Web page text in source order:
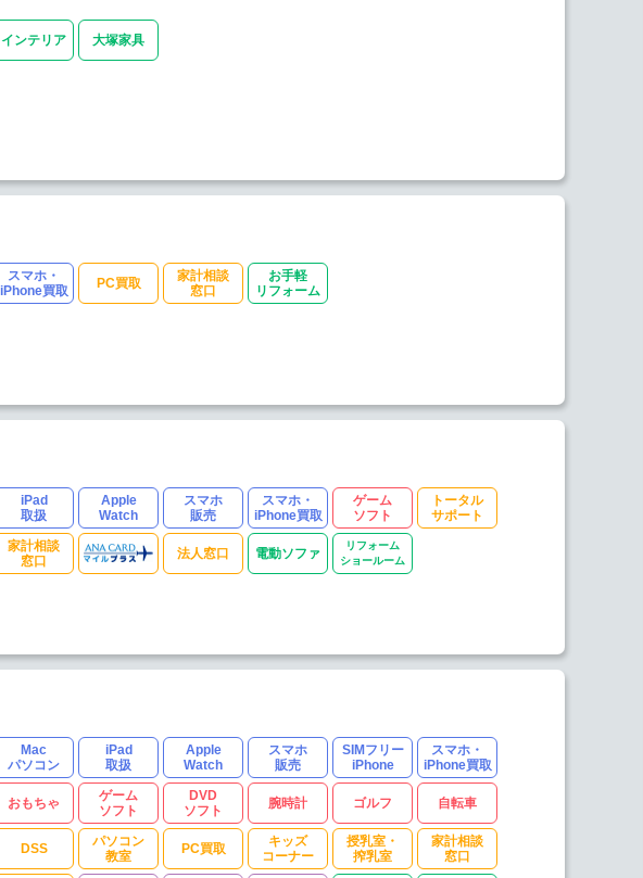
インテリア 大塚家具
スマホ・
iPhone買取
PC買取
家計相談
窓口
お手軽
リフォーム
iPad
取扱
Apple
Watch
スマホ
販売
スマホ・
iPhone買取
ゲーム
ソフト
トータル
サポート
家計相談
窓口
法人窓口 電動ソファ
リフォーム
ショールーム
Mac
パソコン
iPad
取扱
Apple
Watch
スマホ
販売
SIMフリー
iPhone
スマホ・
iPhone買取
おもちゃ
ゲーム
ソフト
DVD
ソフト
腕時計 ゴルフ 自転車
DSS
パソコン
教室
PC買取
キッズ
コーナー
授乳室・
搾乳室
家計相談
窓口